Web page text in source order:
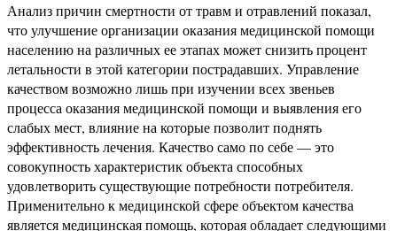
Анализ причин смертности от травм и отравлений показал,
что улучшение организации оказания медицинской помощи
населению на различных ее этапах может снизить процент
летальности в этой категории пострадавших. Управление
качеством возможно лишь при изучении всех звеньев
процесса оказания медицинской помощи и выявления его
слабых мест, влияние на которые позволит поднять
эффективность лечения. Качество само по себе — это
совокупность характеристик объекта способных
удовлетворить существующие потребности потребителя.
Применительно к медицинской сфере объектом качества
является медицинская помощь, которая обладает следующими